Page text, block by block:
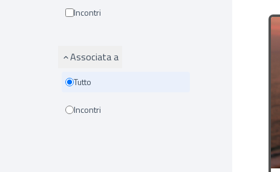
Incontri
Associata a
Tutto
Incontri